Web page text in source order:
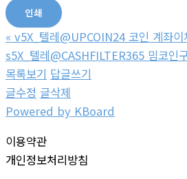
인쇄
« v5X_텔레@UPCOIN24 코인 계좌
s5X_텔레@CASHFILTER365 밈코인
목록보기 답글쓰기
글수정 글삭제
Powered by KBoard
이용약관
개인정보처리방침